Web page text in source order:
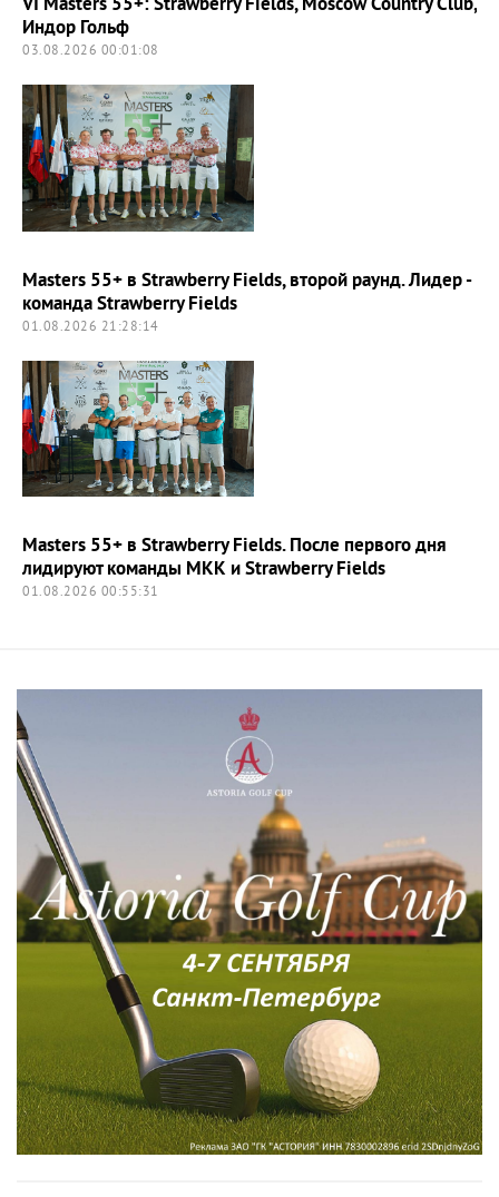
VI Masters 55+: Strawberry Fields, Moscow Country Club,
Индор Гольф
03.08.2026 00:01:08
Masters 55+ в Strawberry Fields, второй раунд. Лидер -
команда Strawberry Fields
01.08.2026 21:28:14
Masters 55+ в Strawberry Fields. После первого дня
лидируют команды МКК и Strawberry Fields
01.08.2026 00:55:31